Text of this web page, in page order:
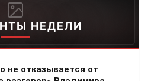
НЕДЕЛИ
не отказывается от